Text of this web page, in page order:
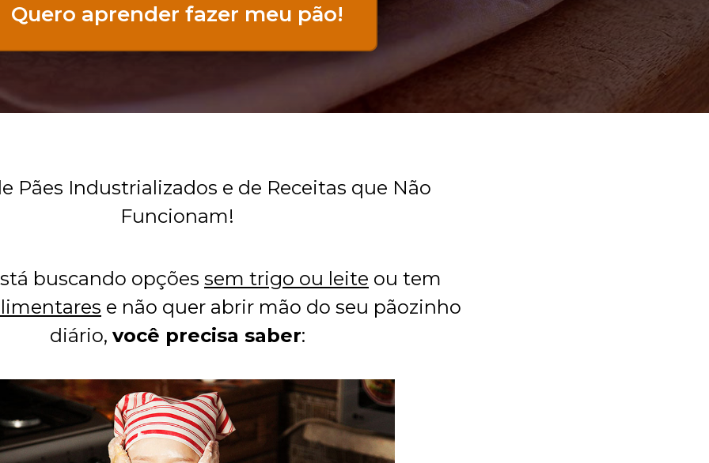
Quero aprender fazer meu pão!
Pães Industrializados e de Receitas que Não
Funcionam!
buscando opções sem trigo ou leite ou tem
e não quer abrir mão do seu pãozinho
diário, você precisa saber: